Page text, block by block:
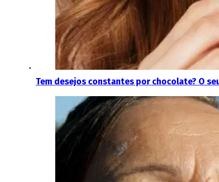
Tem desejos constantes por chocolate? O